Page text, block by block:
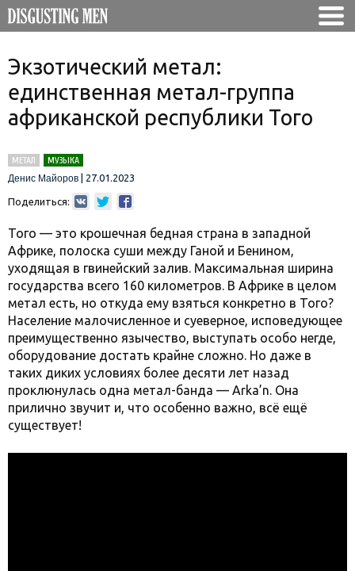
Экзотический метал:
единственная метал-группа
африканской республики Того
МЕТАЛ
МУЗЫКА
Денис Майоров
27.01.2023
Поделиться:
Того — это крошечная бедная страна в западной
Африке, полоска суши между Ганой и Бенином,
уходящая в гвинейский залив. Максимальная ширина
государства всего 160 километров. В Африке в целом
метал есть, но откуда ему взяться конкретно в Того?
Население малочисленное и суеверное, исповедующее
преимущественно язычество, выступать особо негде,
оборудование достать крайне сложно. Но даже в
таких диких условиях более десяти лет назад
проклюнулась одна метал-банда — Arka’n. Она
прилично звучит и, что особенно важно, всё ещё
существует!